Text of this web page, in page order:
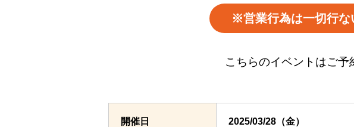
※営業行為は一切行な
こちらのイベントはご
開催日 2025/03/28（金）